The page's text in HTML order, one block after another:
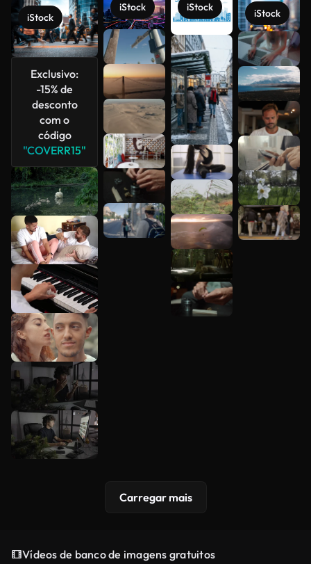
iStock
Exclusivo:
-15% de
desconto
com o
código
"COVERR15"
iStock iStock
iStock
Veja mais
Carregar mais
Vídeos de banco de imagens gratuitos